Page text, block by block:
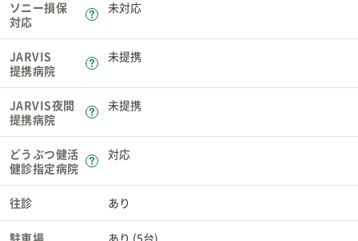
ソニー損保
対応
未対応
JARVIS
提携病院
未提携
JARVIS夜間
提携病院
未提携
どうぶつ健活
健診指定病院
対応
往診 あり